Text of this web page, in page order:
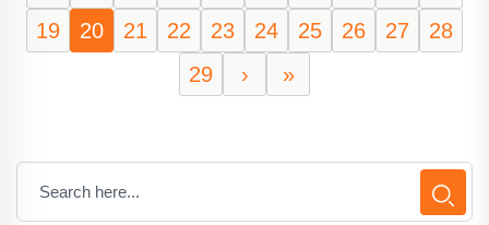
19
20 21 22 23 24 25 26 27
28
29
› »